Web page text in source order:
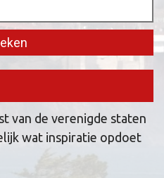
van de verenigde staten
wat inspiratie opdoet